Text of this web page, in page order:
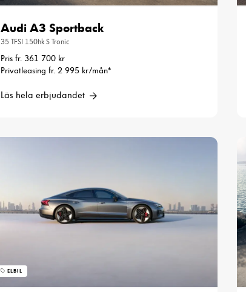
Audi A3 Sportback
35 TFSI 150hk S Tronic
Pris fr. 361 700 kr
Privatleasing fr. 2 995 kr/mån*
Läs hela erbjudandet
ELBIL
Nödvändiga
hemsidan över
huvud taget
ska fungera.
kunna